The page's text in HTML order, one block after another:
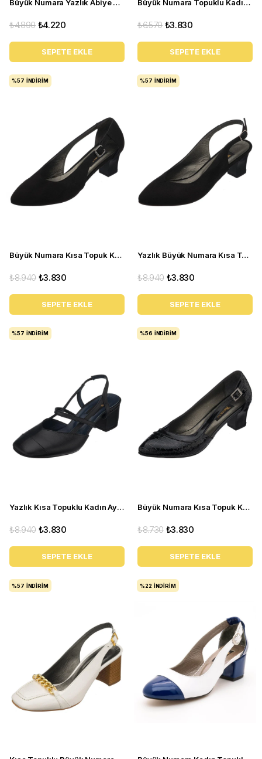
Büyük Numara Yazlık Abiye Stiletto Ayakkabı 17428 siyaha
₺4.220
₺4.890
SEPETE EKLE
Büyük Numara Topuklu Kadın Ayakkabı KDR1207 Vizon
₺3.830
₺6.570
SEPETE EKLE
Büyük Numara Kısa Topuk Kadın Ayakkabı LTF00121 Siyah
₺3.830
₺8.940
SEPETE EKLE
%57 İNDIRIM
Yazlık Büyük Numara Kısa Topuk Kadın Ayakkabı LTF00131 Siyah
₺3.830
₺8.940
SEPETE EKLE
%57 İNDIRIM
Yazlık Kısa Topuklu Kadın Ayakkabı LTF00141 Siyah
₺3.830
₺8.940
SEPETE EKLE
%57 İNDIRIM
Büyük Numara Kısa Topuk Kadın Ayakkabı LTF00151 siyah
₺3.830
₺8.730
SEPETE EKLE
%56 İNDIRIM
%57 İNDIRIM %22 İNDIRIM